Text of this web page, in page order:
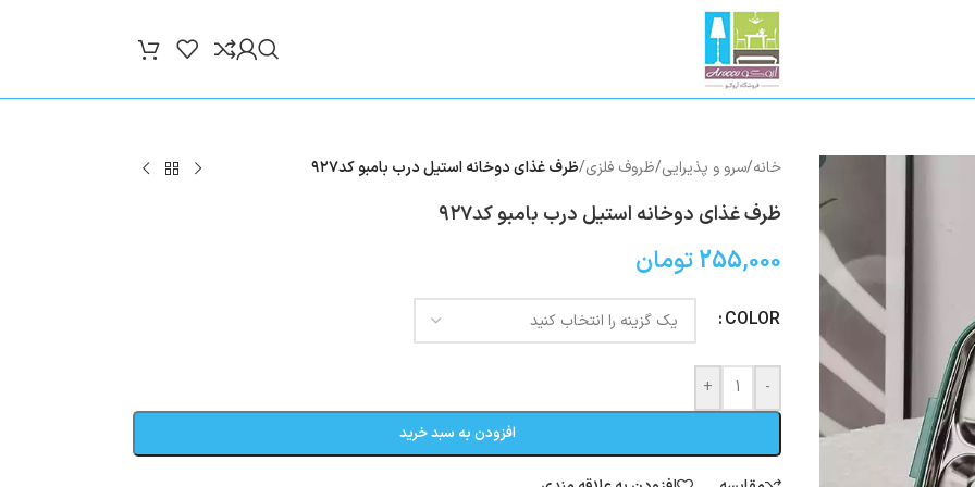
خانه/سرو و پذیرایی/ظروف فلزی/ظرف غذای دوخانه استیل درب بامبو کد۹۲۷
ظرف غذای دوخانه استیل درب بامبو کد۹۲۷
255,000تومان
COLOR
-
+
افزودن به سبد خرید